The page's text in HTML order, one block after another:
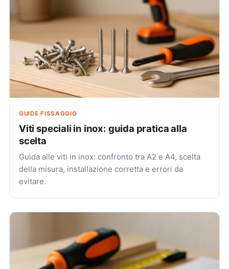
GUIDE FISSAGGIO
Viti speciali in inox: guida pratica alla
scelta
Guida alle viti in inox: confronto tra A2 e A4, scelta
della misura, installazione corretta e errori da
evitare.